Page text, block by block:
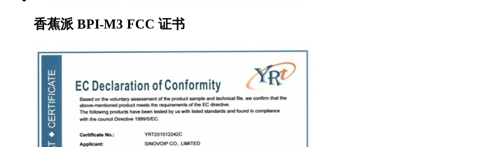
香蕉派 BPI-M3 FCC 证书